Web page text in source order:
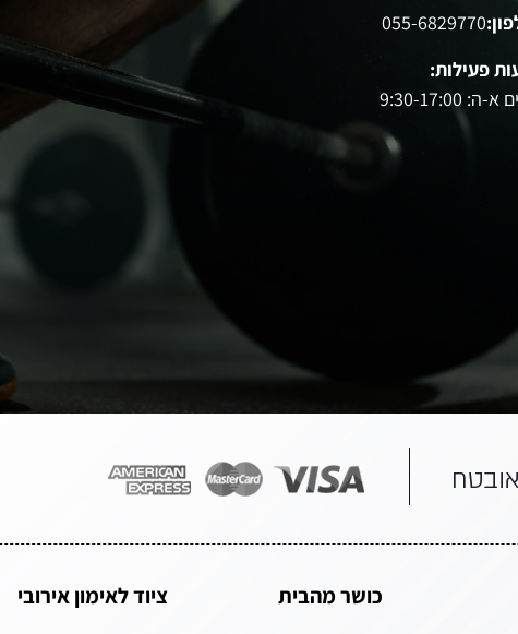
055-6829770
פעילות:
ה: 9:30-17:00
כושר מהבית ציוד לאימון אירובי